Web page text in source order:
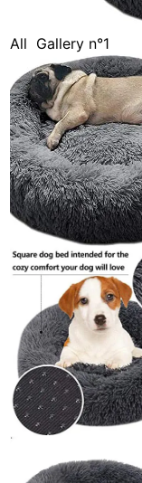
All Gallery n°1